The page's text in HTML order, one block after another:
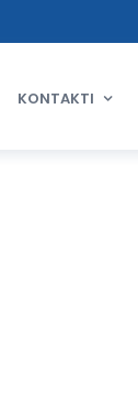
KONTAKTI